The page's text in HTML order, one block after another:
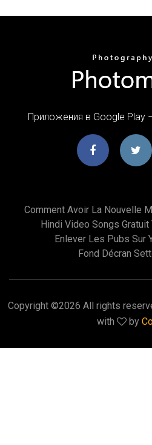
Приложения в Google Play
Comment Avoir La Nouvelle
Hindi Video Songs Gratuit
Enlever Les Pubs Sur
Fond Décran
Copyright ©2026 All rights
with
by